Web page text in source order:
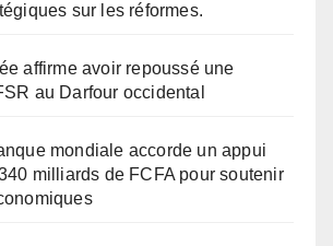
sur les réformes.
affirme avoir repoussé une
au Darfour occidental
mondiale accorde un appui
milliards de FCFA pour soutenir